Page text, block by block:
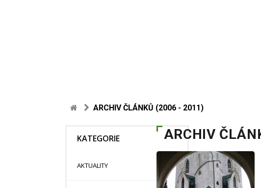
ARCHIV ČLÁNKŮ (2006 - 2011)
KATEGORIE
AKTUALITY 48
ARCHIV